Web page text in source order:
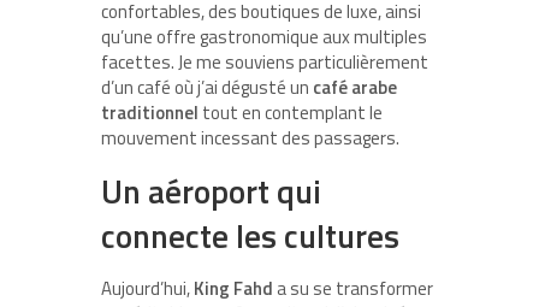
confortables, des boutiques de luxe, ainsi
qu’une offre gastronomique aux multiples
facettes. Je me souviens particulièrement
d’un café où j’ai dégusté un café arabe
traditionnel tout en contemplant le
mouvement incessant des passagers.
Un aéroport qui
connecte les cultures
Aujourd’hui,King Fahd a su se transformer